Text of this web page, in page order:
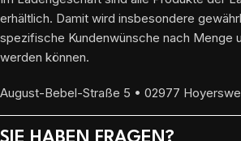
erhältlich. Damit wird insbesondere
spezifische Kundenwünsche nach Menge
werden können.
August-Bebel-Straße 5 • 02977
SIE HABEN FRAGEN?